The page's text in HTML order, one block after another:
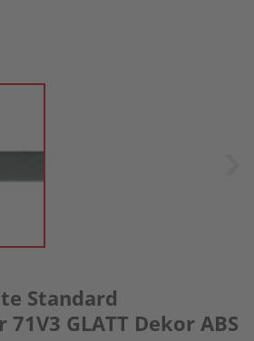
Standard
GLATT Dekor ABS